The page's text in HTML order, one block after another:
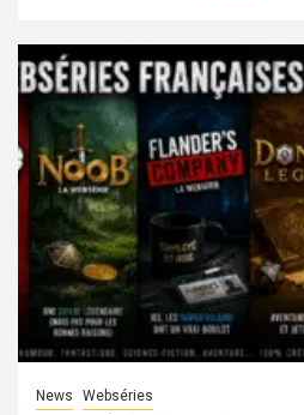
News Webséries